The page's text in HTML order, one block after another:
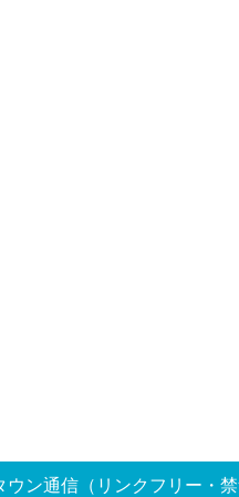
通信（リンクフリー・禁